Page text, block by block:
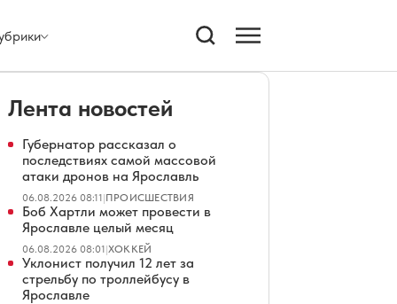
Лента новостей
Губернатор рассказал о
последствиях самой массовой
атаки дронов на Ярославль
06.08.2026 08:11|ПРОИСШЕСТВИЯ
Боб Хартли может провести в
Ярославле целый месяц
06.08.2026 08:01|ХОККЕЙ
Уклонист получил 12 лет за
стрельбу по троллейбусу в
Ярославле